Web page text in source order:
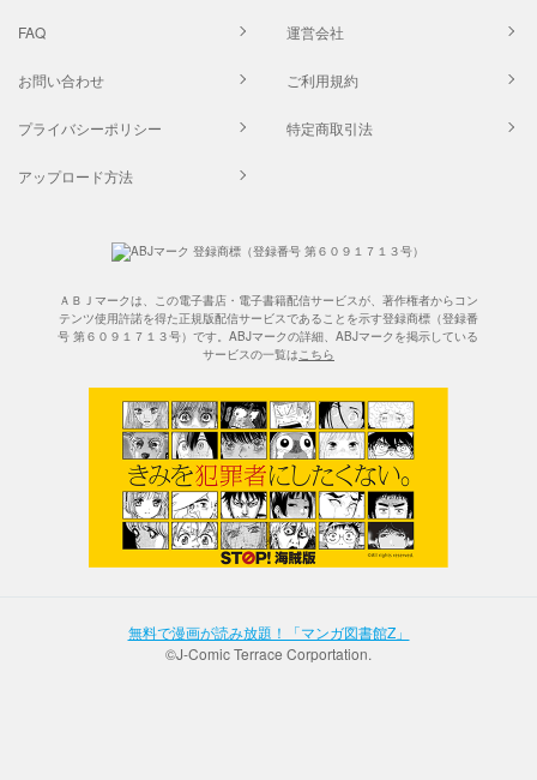
FAQ 運営会社
お問い合わせ ご利用規約
プライバシーポリシー 特定商取引法
アップロード方法
ＡＢＪマークは、この電子書店・電子書籍配信サービスが、著作権者からコン
テンツ使用許諾を得た正規版配信サービスであることを示す登録商標（登録番
号 第６０９１７１３号）です。ABJマークの詳細、ABJマークを掲示している
サービスの一覧はこちら
無料で漫画が読み放題！「マンガ図書館Z」
©J-Comic Terrace Corportation.